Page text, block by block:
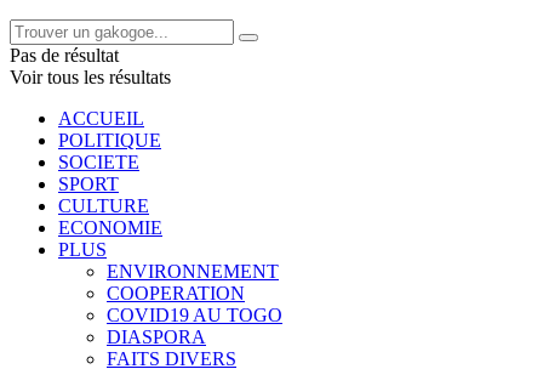
Pas de résultat
Voir tous les résultats
ACCUEIL
POLITIQUE
SOCIETE
SPORT
CULTURE
ECONOMIE
PLUS
ENVIRONNEMENT
COOPERATION
COVID19 AU TOGO
DIASPORA
FAITS DIVERS